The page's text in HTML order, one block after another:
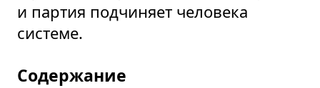
и партия подчиняет человека
системе.
Содержание